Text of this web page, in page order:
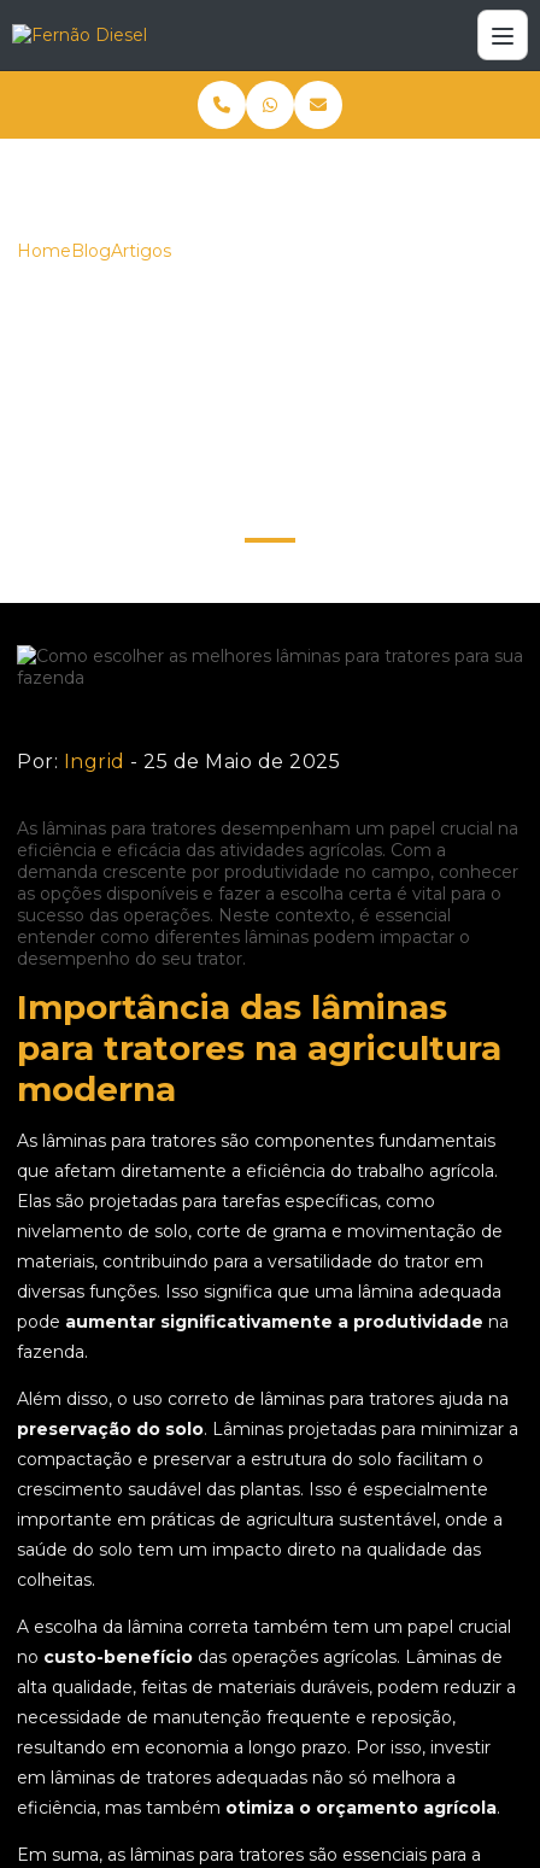
HomeBlogArtigos
Por: Ingrid - 25 de Maio de 2025
As lâminas para tratores desempenham um papel crucial na
eficiência e eficácia das atividades agrícolas. Com a
demanda crescente por produtividade no campo, conhecer
as opções disponíveis e fazer a escolha certa é vital para o
sucesso das operações. Neste contexto, é essencial
entender como diferentes lâminas podem impactar o
desempenho do seu trator.
Importância das lâminas
para tratores na agricultura
moderna
As lâminas para tratores são componentes fundamentais
que afetam diretamente a eficiência do trabalho agrícola.
Elas são projetadas para tarefas específicas, como
nivelamento de solo, corte de grama e movimentação de
materiais, contribuindo para a versatilidade do trator em
diversas funções. Isso significa que uma lâmina adequada
pode aumentar significativamente a produtividade na
fazenda.
Além disso, o uso correto de lâminas para tratores ajuda na
preservação do solo. Lâminas projetadas para minimizar a
compactação e preservar a estrutura do solo facilitam o
crescimento saudável das plantas. Isso é especialmente
importante em práticas de agricultura sustentável, onde a
saúde do solo tem um impacto direto na qualidade das
colheitas.
A escolha da lâmina correta também tem um papel crucial
no custo-benefício das operações agrícolas. Lâminas de
alta qualidade, feitas de materiais duráveis, podem reduzir a
necessidade de manutenção frequente e reposição,
resultando em economia a longo prazo. Por isso, investir
em lâminas de tratores adequadas não só melhora a
eficiência, mas também otimiza o orçamento agrícola.
Em suma, as lâminas para tratores são essenciais para a